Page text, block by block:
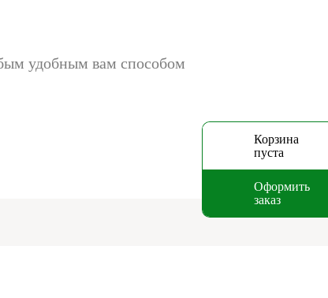
Корзина
пуста
Оформить
заказ
удобным вам способом